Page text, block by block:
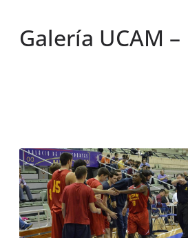
Galería UCAM